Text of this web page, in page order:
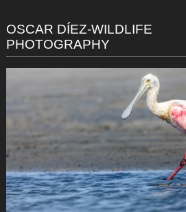
OSCAR DÍEZ-WILDLIFE
PHOTOGRAPHY